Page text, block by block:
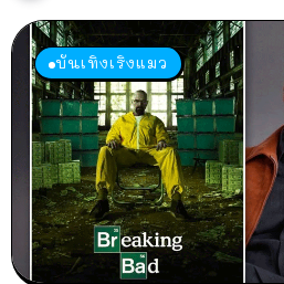
บันเทิงเริงแมว